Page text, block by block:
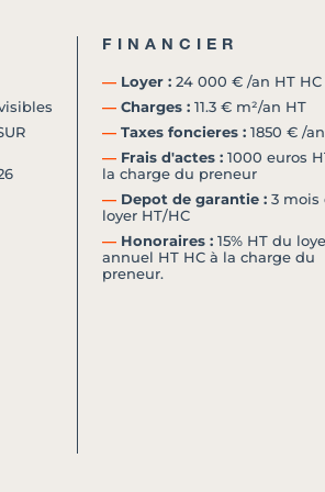
FINANCIER
―Loyer :24 000 € /an HT HC
―Charges :11.3 € m²/an HT
―Taxes foncieres :1850 € /an
―Frais d'actes :1000 euros
la charge du preneur
―Depot de garantie :3 mois
loyer HT/HC
―Honoraires :15% HT du
annuel HT HC à la charge du
preneur.